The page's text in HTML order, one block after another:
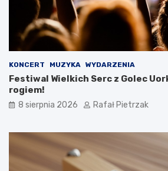
KONCERT MUZYKA WYDARZENIA
Festiwal Wielkich Serc z Golec
rogiem!
8 sierpnia 2026 Rafał Pietrzak